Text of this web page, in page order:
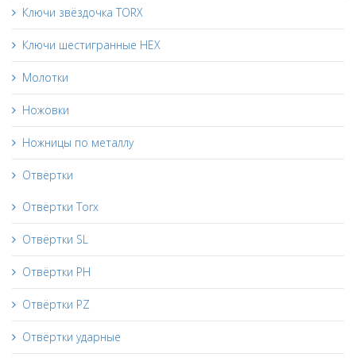
Ключи звёздочка TORX
Ключи шестигранные HEX
Молотки
Ножовки
Ножницы по металлу
Отвёртки
Отвёртки Torx
Отвёртки SL
Отвёртки PH
Отвёртки PZ
Отвёртки ударные